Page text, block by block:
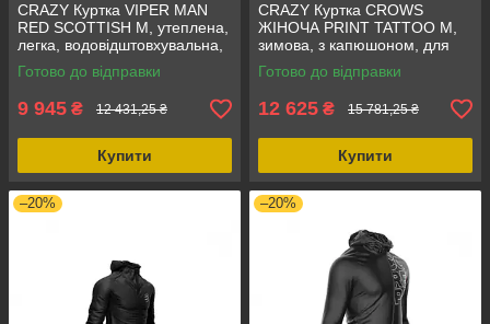
CRAZY Куртка VIPER MAN
RED SCOTTISH M, утеплена,
легка, водовідштовхувальна,
вітрозахисна, для лижних
змагань
Готово до відправки
9 945 ₴ 12 431,25 ₴
Купити
CRAZY Куртка CROWS
ЖІНОЧА PRINT TATTOO M,
зимова, з капюшоном, для
активного відпочинку та
міста, тепла та зручна
Готово до відправки
12 625 ₴ 15 781,25 ₴
Купити
–20% –20%